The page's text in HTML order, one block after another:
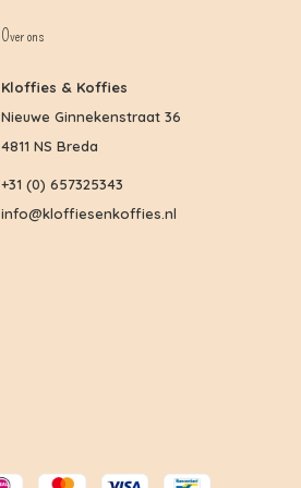
Over ons
Kloffies & Koffies
Nieuwe Ginnekenstraat 36
4811 NS Breda
+31 (0) 657325343
info@kloffiesenkoffies.nl